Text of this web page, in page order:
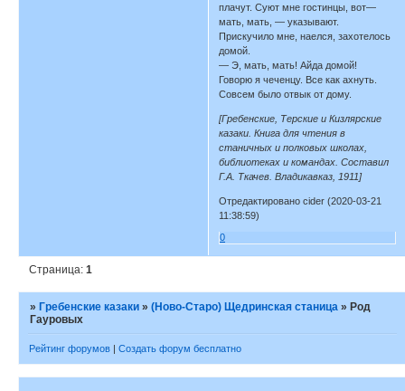
плачут. Суют мне гостинцы, вот—
мать, мать, — указывают.
Прискучило мне, наелся, захотелось
домой.
— Э, мать, мать! Айда домой!
Говорю я чеченцу. Все как ахнуть.
Совсем было отвык от дому.
[Гребенские, Терские и Кизлярские
казаки. Книга для чтения в
станичных и полковых школах,
библиотеках и командах. Составил
Г.А. Ткачев. Владикавказ, 1911]
Отредактировано cider (2020-03-21
11:38:59)
0
Страница:1
» Гребенские казаки »(Ново-Старо) Щедринская станица » Род
Гауровых
Рейтинг форумов | Создать форум бесплатно